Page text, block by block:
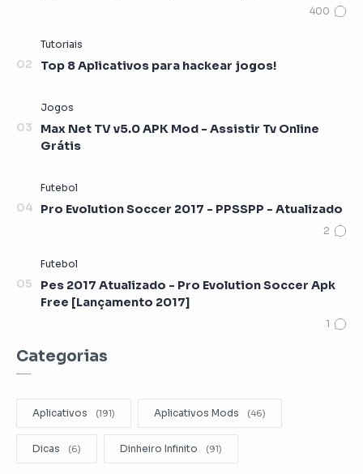
Top 8 Aplicativos para hackear jogos!
Max Net TV v5.0 APK Mod - Assistir Tv Online
Grátis
Pro Evolution Soccer 2017 - PPSSPP - Atualizado
Pes 2017 Atualizado - Pro Evolution Soccer Apk
Free [Lançamento 2017]
Categorias
Aplicativos Aplicativos Mods
Dicas Dinheiro Infinito